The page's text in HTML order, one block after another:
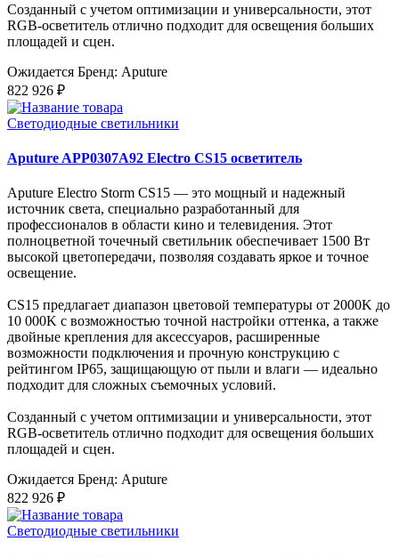
Созданный с учетом оптимизации и универсальности, этот
RGB-осветитель отлично подходит для освещения больших
площадей и сцен.
Ожидается Бренд: Aputure
822 926 ₽
Светодиодные светильники
Aputure APP0307A92 Electro CS15 осветитель
Aputure Electro Storm CS15 — это мощный и надежный
источник света, специально разработанный для
профессионалов в области кино и телевидения. Этот
полноцветной точечный светильник обеспечивает 1500 Вт
высокой цветопередачи, позволяя создавать яркое и точное
освещение.
CS15 предлагает диапазон цветовой температуры от 2000K до
10 000K с возможностью точной настройки оттенка, а также
двойные крепления для аксессуаров, расширенные
возможности подключения и прочную конструкцию с
рейтингом IP65, защищающую от пыли и влаги — идеально
подходит для сложных съемочных условий.
Созданный с учетом оптимизации и универсальности, этот
RGB-осветитель отлично подходит для освещения больших
площадей и сцен.
Ожидается Бренд: Aputure
822 926 ₽
Светодиодные светильники